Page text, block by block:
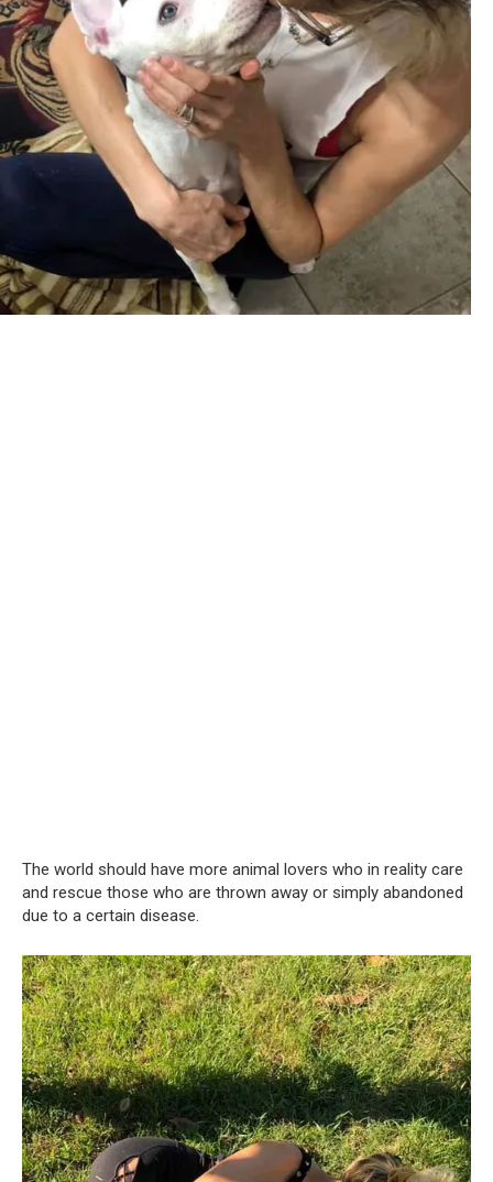
The world should have more animal lovers who in reality care
and rescue those who are thrown away or simply abandoned
due to a certain disease.